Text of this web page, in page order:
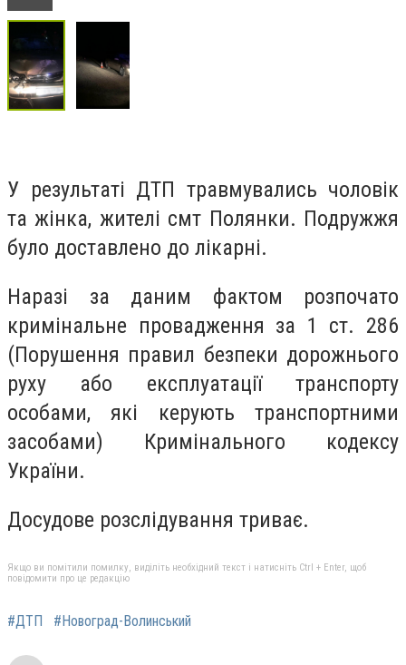
У результаті ДТП травмувались чоловік
та жінка, жителі смт Полянки. Подружжя
було доставлено до лікарні.
Наразі за даним фактом розпочато
кримінальне провадження за 1 ст. 286
(Порушення правил безпеки дорожнього
руху або експлуатації транспорту
особами, які керують транспортними
засобами) Кримінального кодексу
України.
Досудове розслідування триває.
Якщо ви помітили помилку, виділіть необхідний текст і натисніть Ctrl + Enter, щоб
повідомити про це редакцію
#ДТП #Новоград-Волинський